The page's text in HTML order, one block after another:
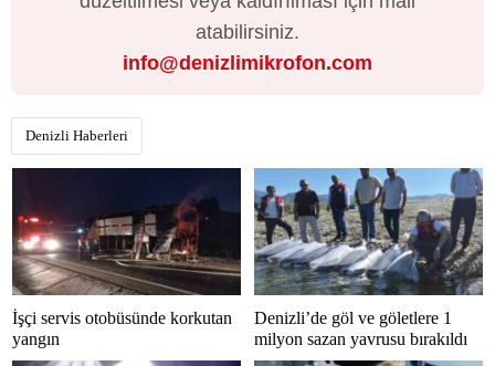
atabilirsiniz.
info@denizlimikrofon.com
Denizli Haberleri
İşçi servis otobüsünde korkutan
yangın
Denizli’de göl ve göletlere 1
milyon sazan yavrusu bırakıldı